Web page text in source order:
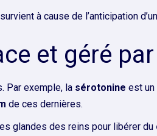
à cause de l’anticipation
et géré
Par exemple, la sérotonine est un
de ces dernières.
glandes des reins pour libérer du